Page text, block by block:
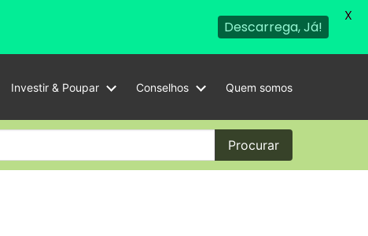
Investir & Poupar Conselhos Quem somos
Procurar
Descarrega, Já!
X